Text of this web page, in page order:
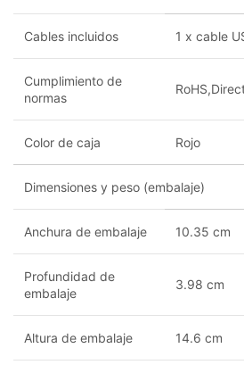
Cables incluidos 1 x cable
Cumplimiento de
normas
Color de caja Rojo
Dimensiones y peso (embalaje)
Anchura de embalaje 10.35 cm
Profundidad de
embalaje
3.98 cm
Altura de embalaje 14.6 cm